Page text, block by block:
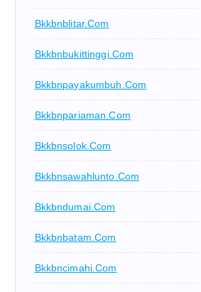
Bkkbnblitar.com
Bkkbnbukittinggi.com
Bkkbnpayakumbuh.com
Bkkbnpariaman.com
Bkkbnsolok.com
Bkkbnsawahlunto.com
Bkkbndumai.com
Bkkbnbatam.com
Bkkbncimahi.com